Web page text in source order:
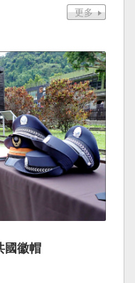
國徽帽